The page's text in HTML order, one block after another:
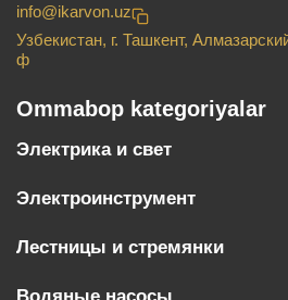
info@ikarvon.uz
Узбекистан, г. Ташкент,
ф
Ommabop kategoriyalar
Электрика и свет
Электроинструмент
Лестницы и стремянки
Водяные насосы